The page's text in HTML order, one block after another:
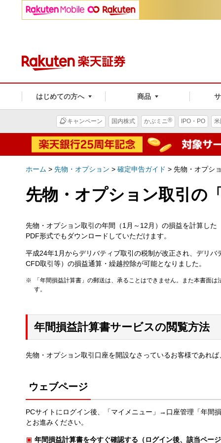
はじめての方へ 商品
キャンペーン 国内株式 かぶミニ® IPO・PO
ホーム > 先物・オプション > 確定申告ガイド > 先物・オプシ
先物・オプション取引の
先物・オプション取引の年間（1月～12月）の損益を計算し
PDF形式でもダウンロードしていただけます。
平成24年1月からデリバティブ取引の税制が改正され、デリ
CFD取引等）の損益通算・繰越控除が可能となりました。
「年間損益計算書」の郵送は、承ることはできません。また本書面
す。
年間損益計算書サービスの閲覧方法
先物・オプション取引口座を開設なさっているお客様であれ
ウェブページ
PCサイトにログイン後、「マイメニュー」→口座管理「年間
とお進みください。
年間損益計算書を今すぐ確認する（ログイン後、該当ペー